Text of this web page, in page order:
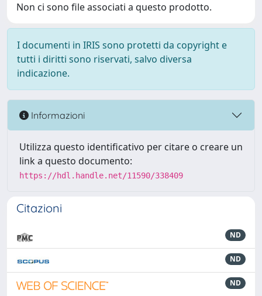
Non ci sono file associati a questo prodotto.
I documenti in IRIS sono protetti da copyright e
tutti i diritti sono riservati, salvo diversa
indicazione.
Informazioni
Utilizza questo identificativo per citare o creare un
link a questo documento:
https://hdl.handle.net/11590/338409
Citazioni
ND
ND
ND